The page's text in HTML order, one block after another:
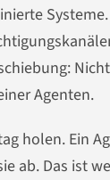
Agenten.
holen. Ein
ab. Das ist